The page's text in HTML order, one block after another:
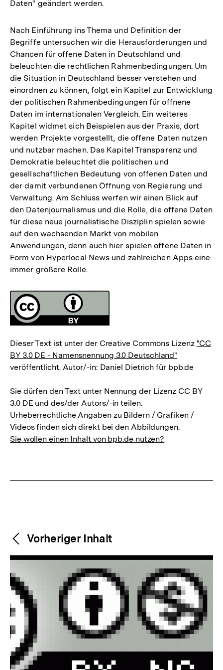
Daten" geändert werden.
Nach Einführung ins Thema und Definition der
Begriffe untersuchen wir die Herausforderungen und
Chancen für offene Daten in Deutschland und
beleuchten die rechtlichen Rahmenbedingungen. Um
die Situation in Deutschland besser verstehen und
einordnen zu können, folgt ein Kapitel zur Entwicklung
der politischen Rahmenbedingungen für offnene
Daten im internationalen Vergleich. Ein weiteres
Kapitel widmet sich Beispielen aus der Praxis, dort
werden Projekte vorgestellt, die offene Daten nutzen
und nutzbar machen. Das Kapitel Transparenz und
Demokratie beleuchtet die politischen und
gesellschaftlichen Bedeutung von offenen Daten und
der damit verbundenen Öffnung von Regierung und
Verwaltung. Am Schluss werfen wir einen Blick auf
den Datenjournalismus und die Rolle, die offene Daten
für diese neue journalistische Disziplin spielen sowie
auf den wachsenden Markt von mobilen
Anwendungen, denn auch hier spielen offene Daten in
Form von Hyperlocal News und zahlreichen Apps eine
immer größere Rolle.
Fussnoten
Lizenz
Dieser Text ist unter der Creative Commons Lizenz "CC
BY 3.0 DE - Namensnennung 3.0 Deutschland"
veröffentlicht. Autor/-in: Daniel Dietrich für bpb.de
Sie dürfen den Text unter Nennung der Lizenz CC BY
3.0 DE und des/der Autors/-in teilen.
Urheberrechtliche Angaben zu Bildern / Grafiken /
Videos finden sich direkt bei den Abbildungen.
Sie wollen einen Inhalt von bpb.de nutzen?
Weitere
Inhalte
Content-
Navigation
Vorheriger Inhalt